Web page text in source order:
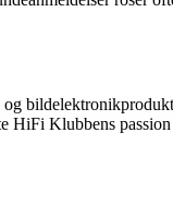
HiFi Klubbens